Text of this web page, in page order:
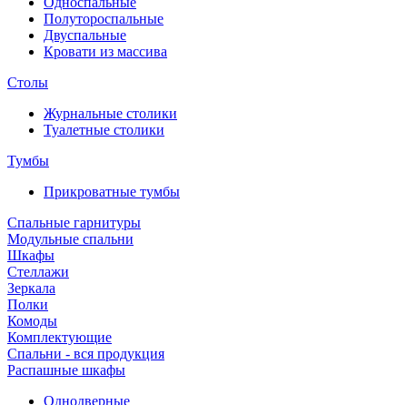
Полутороспальные
Двуспальные
Кровати из массива
Столы
Журнальные столики
Туалетные столики
Тумбы
Прикроватные тумбы
Спальные гарнитуры
Модульные спальни
Шкафы
Стеллажи
Зеркала
Полки
Комоды
Комплектующие
Спальни - вся продукция
Распашные шкафы
Однодверные